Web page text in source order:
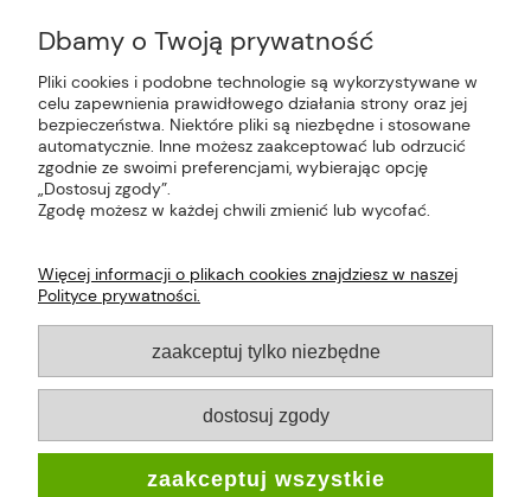
Plus Market Sp. z o.o. | Zakręcie 2K, 22-300
Krasnystaw, woj. lubelskie | sklep@plus-market.pl
| tel: 607 770 953 | NIP: 5170405164
O FIRMIE
INFORMACJE
Dbamy o Twoją prywatność
Pliki cookies i podobne technologie są wykorzystywane w
celu zapewnienia prawidłowego działania strony oraz jej
bezpieczeństwa. Niektóre pliki są niezbędne i stosowane
automatycznie. Inne możesz zaakceptować lub odrzucić
zgodnie ze swoimi preferencjami, wybierając opcję
„Dostosuj zgody”.
Zgodę możesz w każdej chwili zmienić lub wycofać.
Więcej informacji o plikach cookies znajdziesz w naszej
Polityce prywatności.
zaakceptuj tylko niezbędne
dostosuj zgody
zaakceptuj wszystkie